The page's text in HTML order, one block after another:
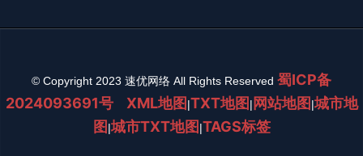
© Copyright 2023 速优网络 All Rights Reserved 蜀ICP备
2024093691号
XML地图 |TXT地图 | 网站地图 |城市地
图 |城市TXT地图 |TAGS标签